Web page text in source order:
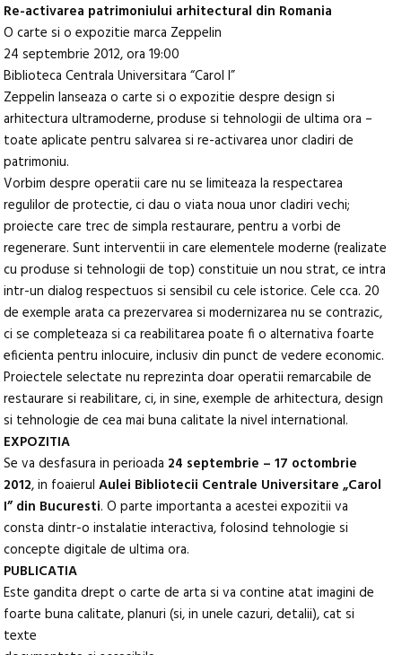
Re-activarea patrimoniului arhitectural din Romania
O carte si o expozitie marca Zeppelin
24 septembrie 2012, ora 19:00
Biblioteca Centrala Universitara “Carol I”
Zeppelin lanseaza o carte si o expozitie despre design si
arhitectura ultramoderne, produse si tehnologii de ultima ora –
toate aplicate pentru salvarea si re-activarea unor cladiri de
patrimoniu.
Vorbim despre operatii care nu se limiteaza la respectarea
regulilor de protectie, ci dau o viata noua unor cladiri vechi;
proiecte care trec de simpla restaurare, pentru a vorbi de
regenerare. Sunt interventii in care elementele moderne (realizate
cu produse si tehnologii de top) constituie un nou strat, ce intra
intr-un dialog respectuos si sensibil cu cele istorice. Cele cca. 20
de exemple arata ca prezervarea si modernizarea nu se contrazic,
ci se completeaza si ca reabilitarea poate fi o alternativa foarte
eficienta pentru inlocuire, inclusiv din punct de vedere economic.
Proiectele selectate nu reprezinta doar operatii remarcabile de
restaurare si reabilitare, ci, in sine, exemple de arhitectura, design
si tehnologie de cea mai buna calitate la nivel international.
EXPOZITIA
Se va desfasura in perioada 24 septembrie – 17 octombrie
2012, in foaierul Aulei Bibliotecii Centrale Universitare „Carol
I” din Bucuresti. O parte importanta a acestei expozitii va
consta dintr-o instalatie interactiva, folosind tehnologie si
concepte digitale de ultima ora.
PUBLICATIA
Este gandita drept o carte de arta si va contine atat imagini de
foarte buna calitate, planuri (si, in unele cazuri, detalii), cat si
texte